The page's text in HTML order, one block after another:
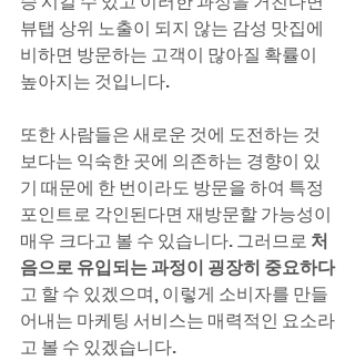
뷰탭 상위 노출이 되지 않는 감성 맛집에
비하면 방문하는 고객이 많아질 확률이
높아지는 것입니다.
또한 사람들은 새로운 것에 도전하는 것
보다는 익숙한 곳에 의존하는 경향이 있
기 때문에 한 번이라도 방문을 하여 특정
포인트로 각인된다면 재방문할 가능성이
매우 크다고 볼 수 있습니다. 그러므로 처
음으로 유입되는 과정이 굉장히 중요하다
고 할 수 있겠으며, 이렇게 소비자를 만들
어내는 마케팅 서비스는 매력적인 요소라
고 볼 수 있겠습니다.